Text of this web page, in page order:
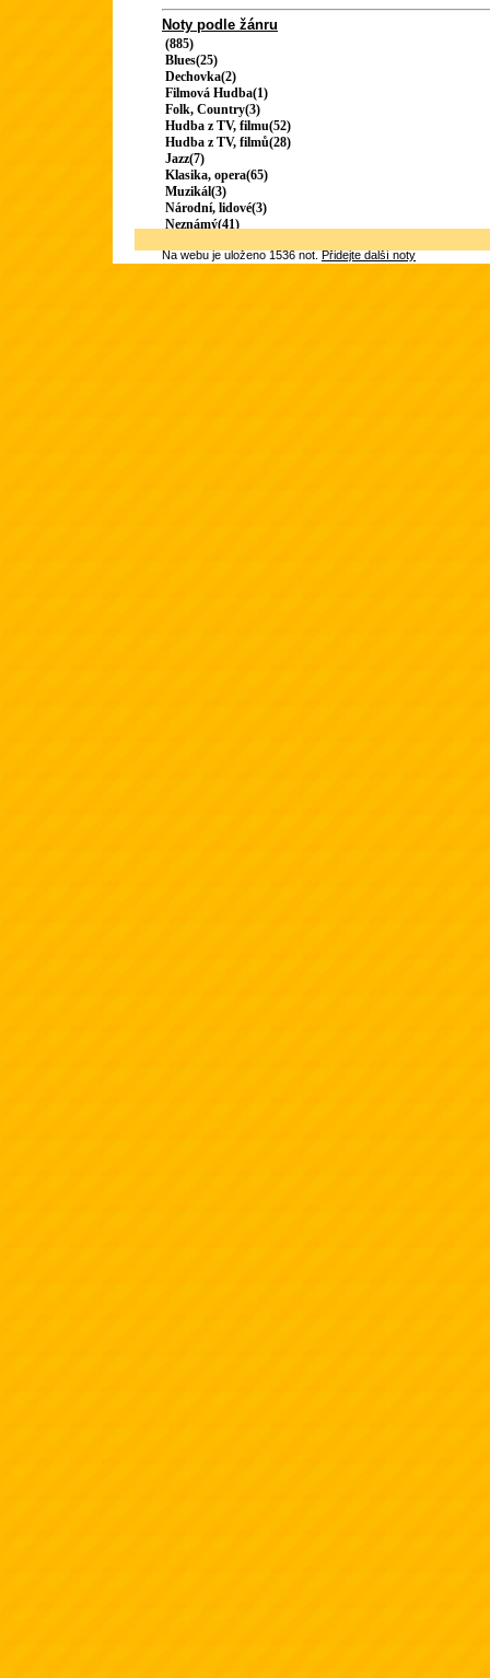
Noty podle žánru
(885)
Blues(25)
Dechovka(2)
Filmová Hudba(1)
Folk, Country(3)
Hudba z TV, filmu(52)
Hudba z TV, filmů(28)
Jazz(7)
Klasika, opera(65)
Muzikál(3)
Národní, lidové(3)
Neznámý(41)
Na webu je uloženo 1536 not.Přidejte další noty